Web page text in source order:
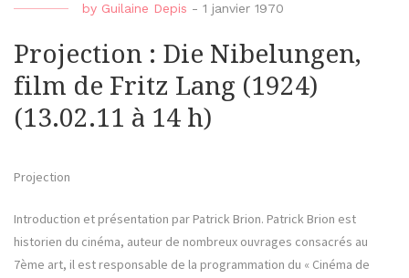
by Guilaine Depis - 1 janvier 1970
Projection : Die Nibelungen,
film de Fritz Lang (1924)
(13.02.11 à 14 h)
Projection
Introduction et présentation par Patrick Brion. Patrick Brion est
historien du cinéma, auteur de nombreux ouvrages consacrés au
7ème art, il est responsable de la programmation du « Cinéma de